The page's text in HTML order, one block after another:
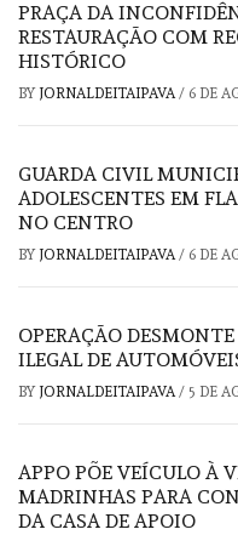
PRAÇA DA
RESTAURAÇÃO COM
HISTÓRICO
BY JORNALDEITAIPAVA/ 6 DE
GUARDA CIVIL
ADOLESCENTES EM
NO CENTRO
BY JORNALDEITAIPAVA/ 6 DE
OPERAÇÃO
ILEGAL DE
BY JORNALDEITAIPAVA/ 5 DE
APPO PÕE VEÍCULO À
MADRINHAS PARA
DA CASA DE APOIO